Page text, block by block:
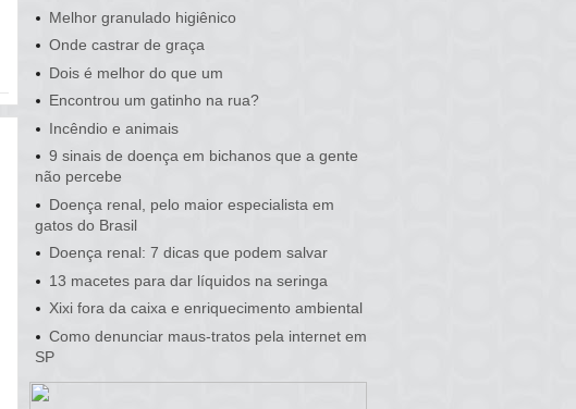
Melhor granulado higiênico
Onde castrar de graça
Dois é melhor do que um
Encontrou um gatinho na rua?
Incêndio e animais
9 sinais de doença em bichanos que a gente
não percebe
Doença renal, pelo maior especialista em
gatos do Brasil
Doença renal: 7 dicas que podem salvar
13 macetes para dar líquidos na seringa
Xixi fora da caixa e enriquecimento ambiental
Como denunciar maus-tratos pela internet em
SP